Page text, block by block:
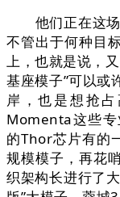
他们正在这场
不管出于何种目
上，也就是说，
基座模子”可以或
岸，也是想抢
Momenta这些专
的Thor芯片有的
规模模子，再花
织架构长进行了